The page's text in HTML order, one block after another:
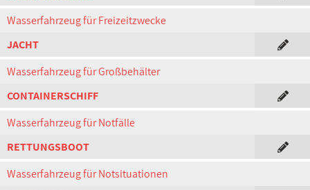
Wasserfahrzeug für Freizeitzwecke
JACHT
Wasserfahrzeug für Großbehälter
CONTAINERSCHIFF
Wasserfahrzeug für Notfälle
RETTUNGSBOOT
Wasserfahrzeug für Notsituationen